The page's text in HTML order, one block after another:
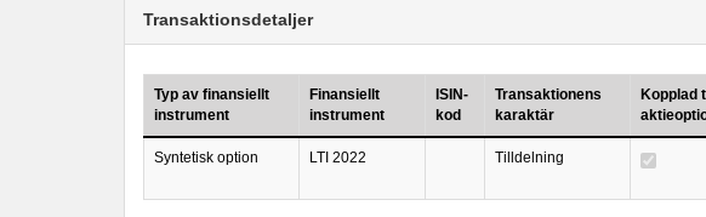
Transaktionsdetaljer
Typ av finansiellt
instrument
Finansiellt
instrument
ISIN-
kod
Transaktionens
karaktär
Kopplad
Syntetisk option LTI 2022 Tilldelning